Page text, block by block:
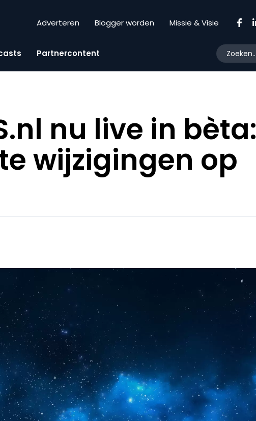
Adverteren Blogger worden Missie & Visie
Partnercontent
nu live in bèta:
wijzigingen op